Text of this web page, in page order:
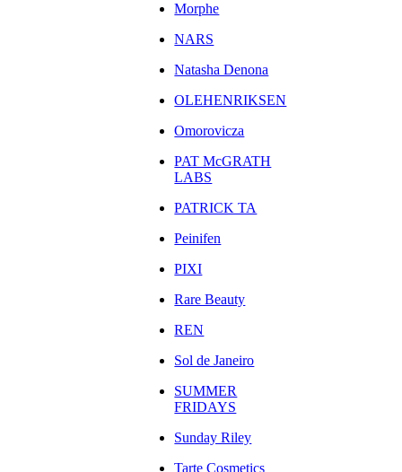
Morphe
NARS
Natasha Denona
OLEHENRIKSEN
Omorovicza
PAT McGRATH
LABS
PATRICK TA
Peinifen
PIXI
Rare Beauty
REN
Sol de Janeiro
SUMMER
FRIDAYS
Sunday Riley
Tarte Cosmetics